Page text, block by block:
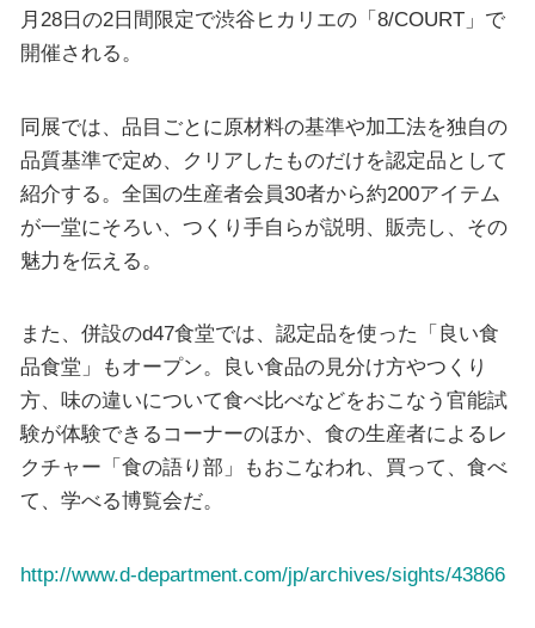
月28日の2日間限定で渋谷ヒカリエの「8/COURT」で
開催される。
同展では、品目ごとに原材料の基準や加工法を独自の
品質基準で定め、クリアしたものだけを認定品として
紹介する。全国の生産者会員30者から約200アイテム
が一堂にそろい、つくり手自らが説明、販売し、その
魅力を伝える。
また、併設のd47食堂では、認定品を使った「良い食
品食堂」もオープン。良い食品の見分け方やつくり
方、味の違いについて食べ比べなどをおこなう官能試
験が体験できるコーナーのほか、食の生産者によるレ
クチャー「食の語り部」もおこなわれ、買って、食べ
て、学べる博覧会だ。
http://www.d-department.com/jp/archives/sights/43866